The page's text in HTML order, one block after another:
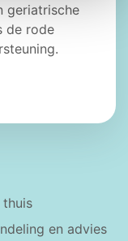
geriatrische
de rode
en advies